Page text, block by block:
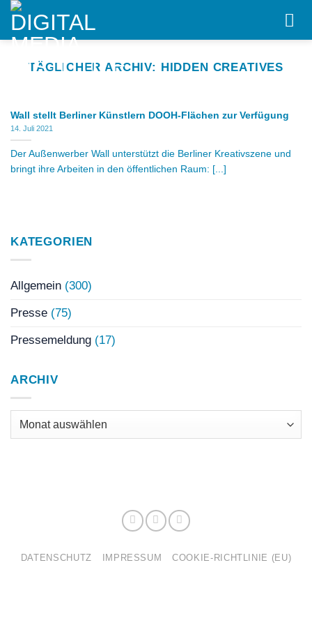
Skip
content
TÄGLICHER ARCHIV: HIDDEN CREATIVES
Wall stellt Berliner Künstlern DOOH-Flächen zur Verfügung
14. Juli 2021
Der Außenwerber Wall unterstützt die Berliner Kreativszene und
bringt ihre Arbeiten in den öffentlichen Raum: [...]
KATEGORIEN
Allgemein (300)
Presse (75)
Pressemeldung (17)
ARCHIV
Archiv
DATENSCHUTZ IMPRESSUM COOKIE-RICHTLINIE (EU)